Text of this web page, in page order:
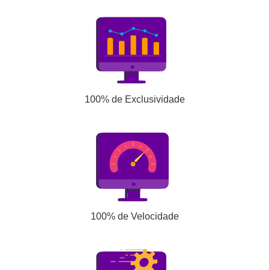
100% de Exclusividade
100% de Velocidade